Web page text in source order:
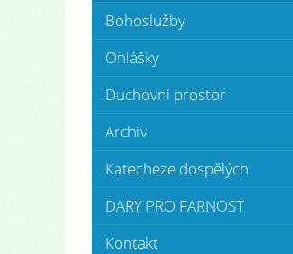
Bohoslužby
Ohlášky
Duchovní prostor
Archiv
Katecheze dospělých
DARY PRO FARNOST
Kontakt